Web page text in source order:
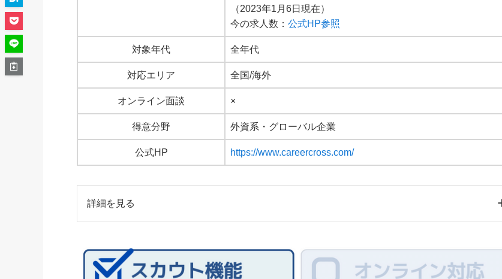
（2023年1月6日現在）
今の求人数：公式HP参照
対象年代 全年代
対応エリア 全国/海外
オンライン面談 ×
得意分野 外資系・グローバル企業
公式HP https://www.careercross.com/
詳細を見る